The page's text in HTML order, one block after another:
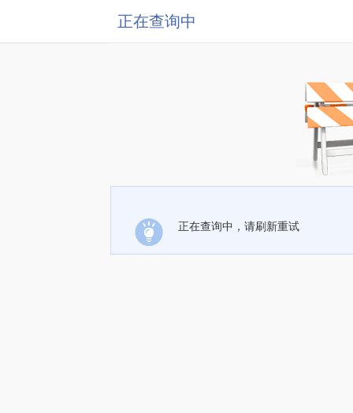
正在查询中
正在查询中，请刷新重试